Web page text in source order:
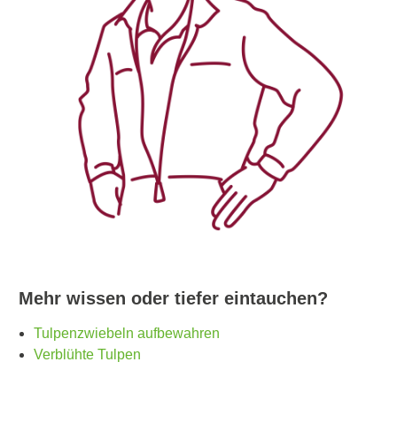
Mehr wissen oder tiefer eintauchen?
Tulpenzwiebeln aufbewahren
Verblühte Tulpen